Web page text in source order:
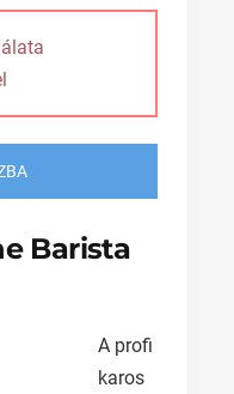
Barista
A profi
karos